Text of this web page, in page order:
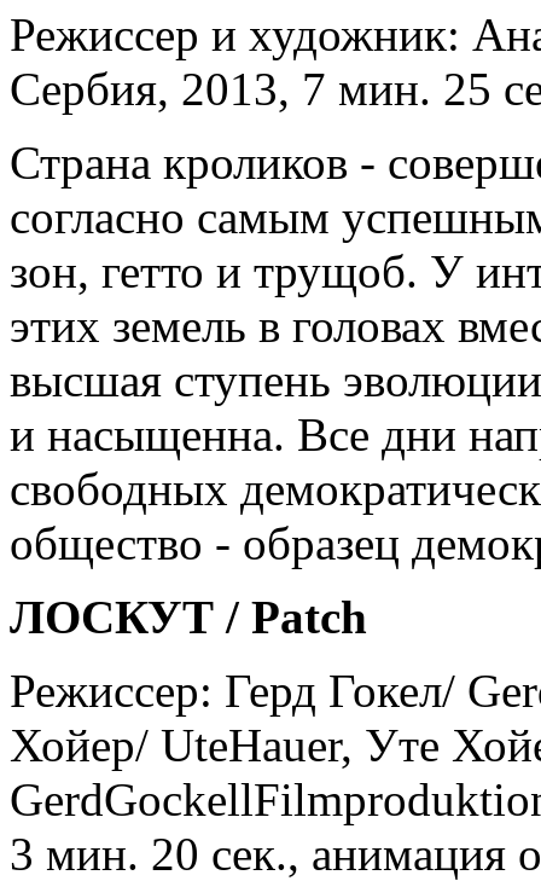
Режиссер и художник:
Сербия, 2013, 7 мин. 25
Страна кроликов -
согласно самым
зон, гетто и трущоб. У
этих земель в головах
высшая ступень
и насыщенна. Все дни
свободных
общество - образец
ЛОСКУТ / Patch
Режиссер: Герд Гокел/
Хойер/ UteHauer, Уте
3 мин. 20 сек., анимация